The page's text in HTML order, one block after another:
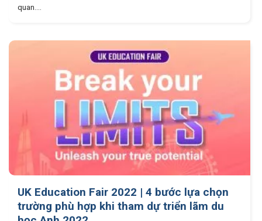
quan....
UK Education Fair 2022 | 4 bước lựa chọn
trường phù hợp khi tham dự triển lãm du